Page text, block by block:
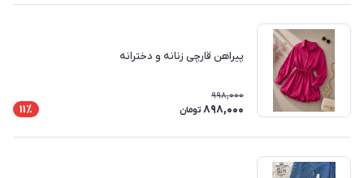
پیراهن قارچی زنانه و دخترانه
998,000
898,000 تومان 11٪